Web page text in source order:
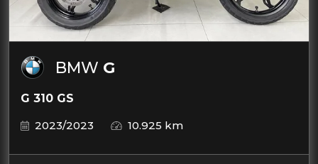
BMW G
G 310 GS
2023/2023
10.925 km